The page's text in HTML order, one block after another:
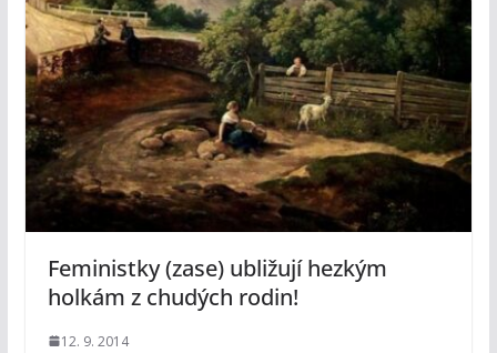
Feministky (zase) ubližují hezkým
holkám z chudých rodin!
12. 9. 2014